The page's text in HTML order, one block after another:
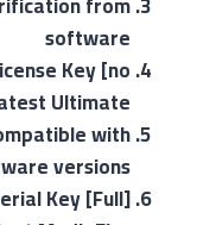
software
Key [no
Ultimate
with
versions
Key [Full]